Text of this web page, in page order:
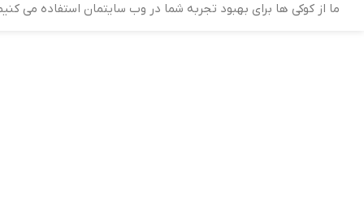
ما از کوکی ها برای بهبود تجربه شما در وب سایتمان استفاده می